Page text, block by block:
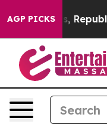
AGP PICKS